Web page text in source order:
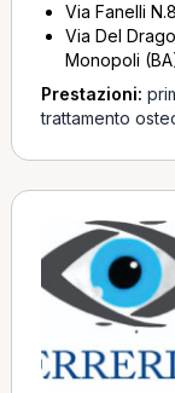
Via Fanelli
Via Del
Monopoli
Prestazioni:
trattamento